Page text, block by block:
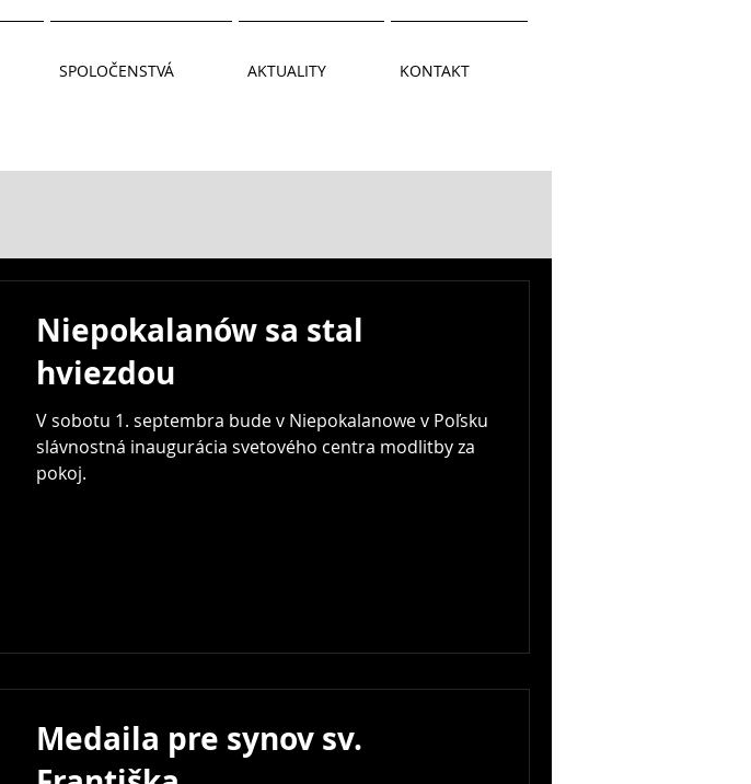
SPOLOČENSTVÁ AKTUALITY KONTAKT
Niepokalanów sa stal
hviezdou
V sobotu 1. septembra bude v Niepokalanowe v Poľsku
slávnostná inaugurácia svetového centra modlitby za
pokoj.
Medaila pre synov sv.